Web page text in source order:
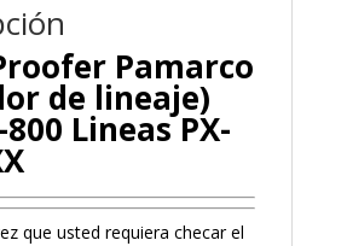
Pamarco
de lineaje)
Lineas PX-
que usted requiera checar el